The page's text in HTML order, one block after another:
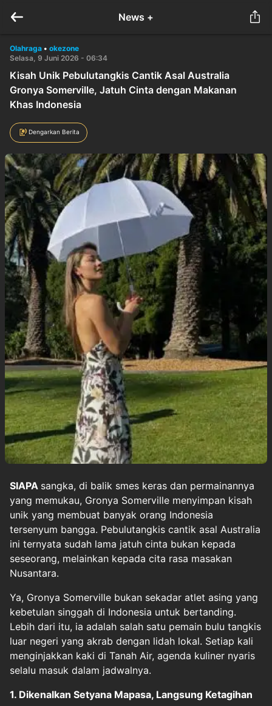
News +
Olahraga • okezone
Selasa, 9 Juni 2026 - 06:34
Kisah Unik Pebulutangkis Cantik Asal Australia
Gronya Somerville, Jatuh Cinta dengan Makanan
Khas Indonesia
Dengarkan Berita
SIAPA sangka, di balik smes keras dan permainannya
yang memukau, Gronya Somerville menyimpan kisah
unik yang membuat banyak orang Indonesia
tersenyum bangga. Pebulutangkis cantik asal Australia
ini ternyata sudah lama jatuh cinta bukan kepada
seseorang, melainkan kepada cita rasa masakan
Nusantara.
Ya, Gronya Somerville bukan sekadar atlet asing yang
kebetulan singgah di Indonesia untuk bertanding.
Lebih dari itu, ia adalah salah satu pemain bulu tangkis
luar negeri yang akrab dengan lidah lokal. Setiap kali
menginjakkan kaki di Tanah Air, agenda kuliner nyaris
selalu masuk dalam jadwalnya.
1. Dikenalkan Setyana Mapasa, Langsung Ketagihan